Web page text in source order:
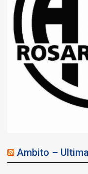
Ambito –